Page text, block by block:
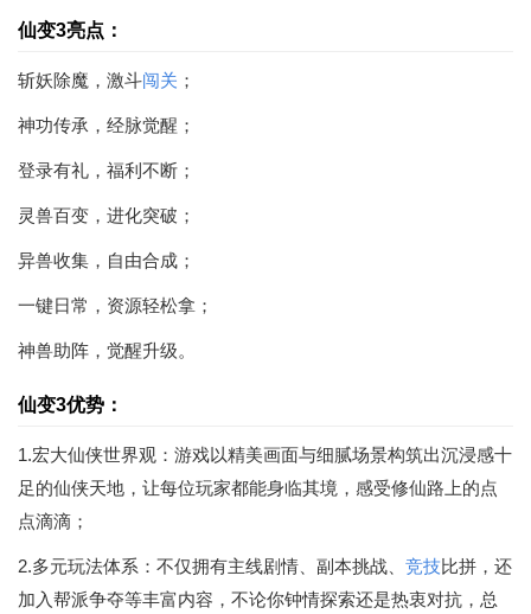
仙变3亮点：
斩妖除魔，激斗闯关 ；
神功传承，经脉觉醒；
登录有礼，福利不断；
灵兽百变，进化突破；
异兽收集，自由合成；
一键日常，资源轻松拿；
神兽助阵，觉醒升级。
仙变3优势：
1.宏大仙侠世界观：游戏以精美画面与细腻场景构筑出沉浸感十
足的仙侠天地，让每位玩家都能身临其境，感受修仙路上的点
点滴滴；
2.多元玩法体系：不仅拥有主线剧情、副本挑战、 竞技比拼，还
加入帮派争夺等丰富内容，不论你钟情探索还是热衷对抗，总